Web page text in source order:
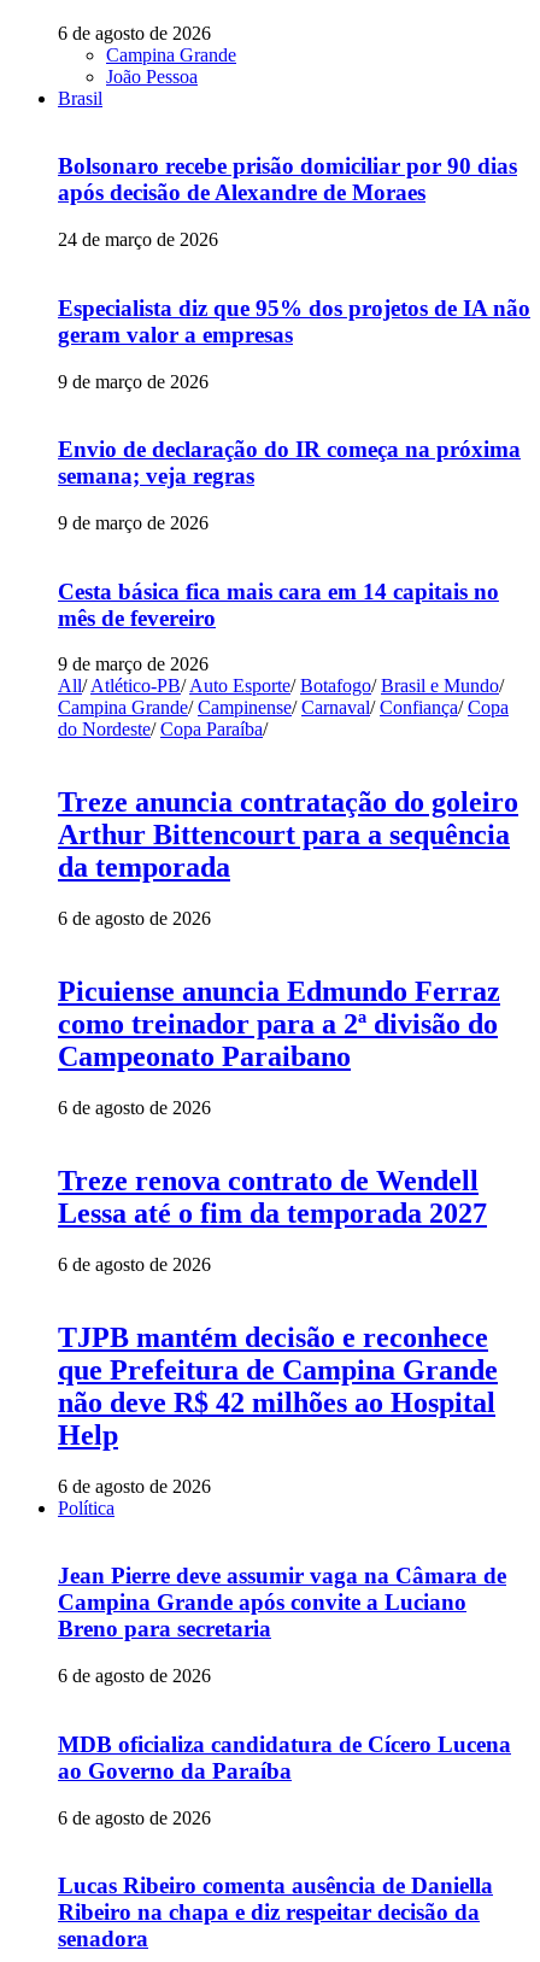
6 de agosto de 2026
Campina Grande
João Pessoa
Brasil
Bolsonaro recebe prisão domiciliar por 90 dias
após decisão de Alexandre de Moraes
24 de março de 2026
Especialista diz que 95% dos projetos de IA não
geram valor a empresas
9 de março de 2026
Envio de declaração do IR começa na próxima
semana; veja regras
9 de março de 2026
Cesta básica fica mais cara em 14 capitais no
mês de fevereiro
9 de março de 2026
All/ Atlético-PB/ Auto Esporte/ Botafogo/ Brasil e Mundo/
Campina Grande/ Campinense/ Carnaval/ Confiança/ Copa
do Nordeste/ Copa Paraíba/
Treze anuncia contratação do goleiro
Arthur Bittencourt para a sequência
da temporada
6 de agosto de 2026
Picuiense anuncia Edmundo Ferraz
como treinador para a 2ª divisão do
Campeonato Paraibano
6 de agosto de 2026
Treze renova contrato de Wendell
Lessa até o fim da temporada 2027
6 de agosto de 2026
TJPB mantém decisão e reconhece
que Prefeitura de Campina Grande
não deve R$ 42 milhões ao Hospital
Help
6 de agosto de 2026
Política
Jean Pierre deve assumir vaga na Câmara de
Campina Grande após convite a Luciano
Breno para secretaria
6 de agosto de 2026
MDB oficializa candidatura de Cícero Lucena
ao Governo da Paraíba
6 de agosto de 2026
Lucas Ribeiro comenta ausência de Daniella
Ribeiro na chapa e diz respeitar decisão da
senadora